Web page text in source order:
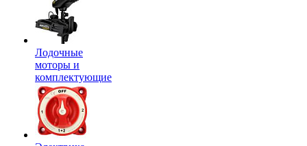
Лодочные
моторы и
комплектующие